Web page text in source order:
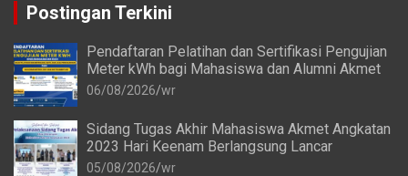
Postingan Terkini
Pendaftaran Pelatihan dan Sertifikasi Pengujian
Meter kWh bagi Mahasiswa dan Alumni Akmet
06/08/2026 wr
Sidang Tugas Akhir Mahasiswa Akmet Angkatan
2023 Hari Keenam Berlangsung Lancar
05/08/2026 wr